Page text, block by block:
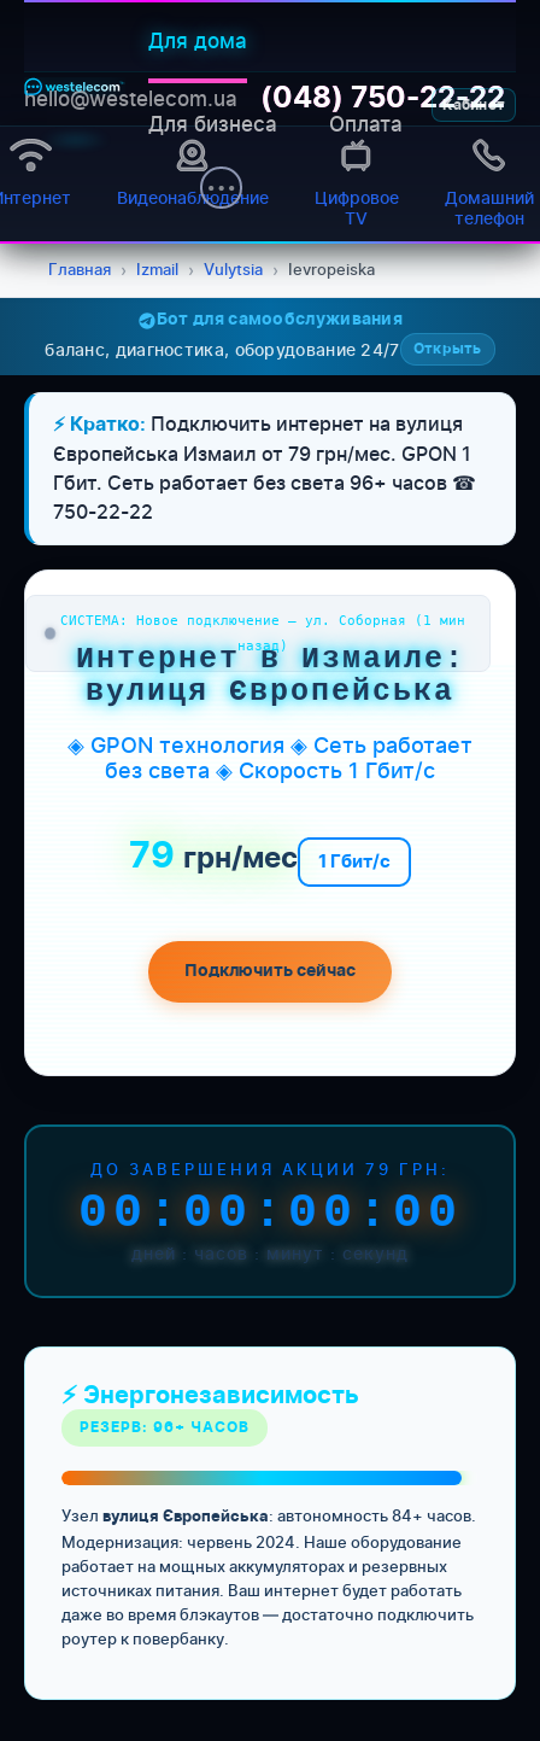
Для дома
Для бизнеса Оплата
Кабинет
hello@westelecom.ua (048) 750-22-22
Видеонаблюдение
Цифровое
TV
Домашний
телефон
Главная › Izmail › Vulytsia › Ievropeiska
Бот для самообслуживания
баланс, диагностика, оборудование 24/7 Открыть
⚡ Кратко: Подключить интернет на вулиця
Європейська Измаил от 79 грн/мес. GPON 1
Гбит. Сеть работает без света 96+ часов ☎
750-22-22
СИСТЕМА: Новое подключение — ул. Соборная (1 мин
назад)
Интернет в Измаиле:
вулиця Європейська
◈ GPON технология ◈ Сеть работает
без света ◈ Скорость 1 Гбит/с
79 грн/мес 1 Гбит/с
Подключить сейчас
ДО ЗАВЕРШЕНИЯ АКЦИИ 79 ГРН:
00:00:00:00
дней : часов : минут : секунд
⚡ Энергонезависимость
РЕЗЕРВ: 96+ ЧАСОВ
Узел вулиця Європейська: автономность 84+ часов.
Модернизация: червень 2024. Наше оборудование
работает на мощных аккумуляторах и резервных
источниках питания. Ваш интернет будет работать
даже во время блэкаутов — достаточно подключить
роутер к повербанку.
WESTELECOM
Онлайн-підтримка